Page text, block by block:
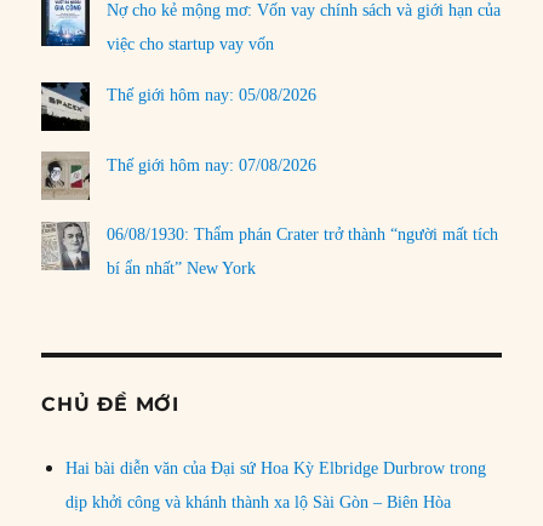
Nợ cho kẻ mộng mơ: Vốn vay chính sách và giới hạn của
việc cho startup vay vốn
Thế giới hôm nay: 05/08/2026
Thế giới hôm nay: 07/08/2026
06/08/1930: Thẩm phán Crater trở thành “người mất tích
bí ẩn nhất” New York
CHỦ ĐỀ MỚI
Hai bài diễn văn của Đại sứ Hoa Kỳ Elbridge Durbrow trong
dịp khởi công và khánh thành xa lộ Sài Gòn – Biên Hòa